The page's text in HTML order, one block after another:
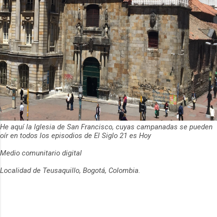
He aquí la Iglesia de San Francisco, cuyas campanadas se pueden
oír en todos los episodios de El Siglo 21 es Hoy
Medio comunitario digital
Localidad de Teusaquillo, Bogotá, Colombia.